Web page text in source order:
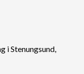
i Stenungsund,